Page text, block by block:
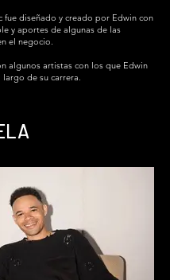
fue diseñado y creado por Edwin con
y aportes de algunas de las
el negocio.
algunos artistas con los que Edwin
de su carrera.